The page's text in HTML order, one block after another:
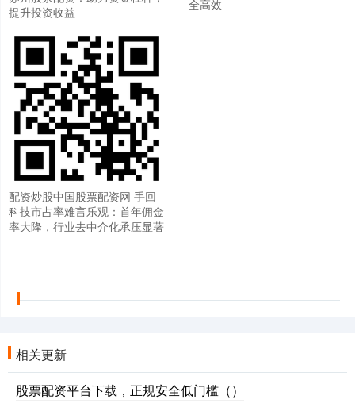
提升投资收益
全高效
配资炒股中国股票配资网 手回
科技市占率难言乐观：首年佣金
率大降，行业去中介化承压显著
相关更新
股票配资平台下载，正规安全低门槛（）